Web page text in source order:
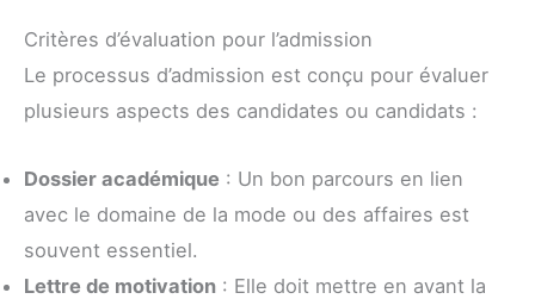
Critères d’évaluation pour l’admission
Le processus d’admission est conçu pour évaluer
plusieurs aspects des candidates ou candidats :
Dossier académique : Un bon parcours en lien
avec le domaine de la mode ou des affaires est
souvent essentiel.
Lettre de motivation : Elle doit mettre en avant la